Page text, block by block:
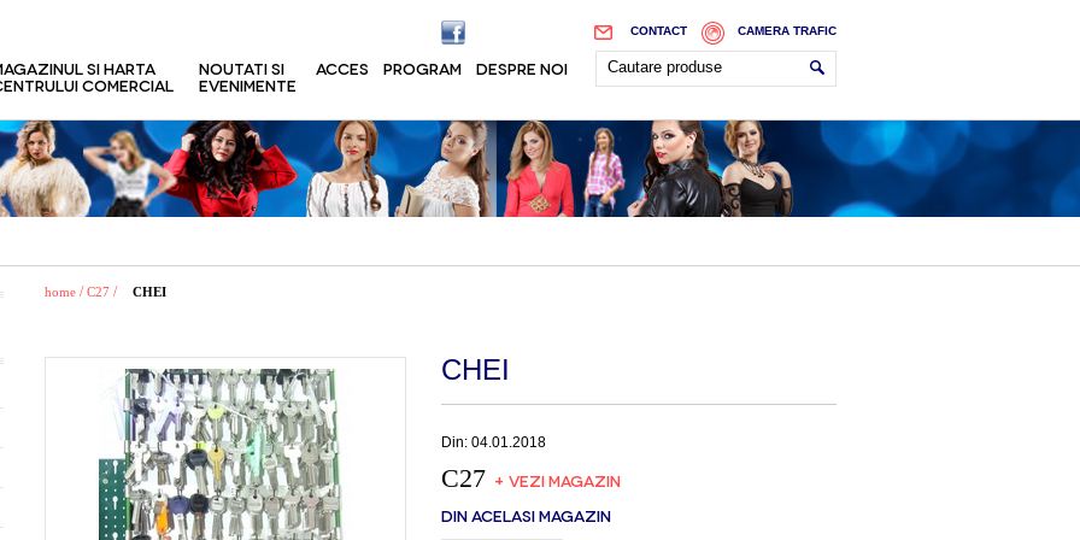
CAMERA TRAFIC
CONTACT
SI HARTA
COMERCIAL
NOUTATI SI
EVENIMENTE
ACCES PROGRAM DESPRE NOI
home / C27 / CHEI
CHEI
Din: 04.01.2018
C27 + VEZI MAGAZIN
DIN ACELASI MAGAZIN